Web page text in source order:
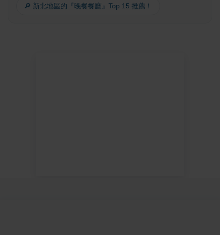
🔎 新北地區的『晚餐餐廳』Top 15 推薦！